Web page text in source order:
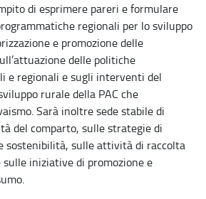
di esprimere pareri e formulare
regionali per lo sviluppo
e promozione delle
delle politiche
e regionali e sugli interventi del
rurale della PAC che
Sarà inoltre sede stabile di
del comparto, sulle strategie di
sostenibilità, sulle attività di raccolta
iniziative di promozione e